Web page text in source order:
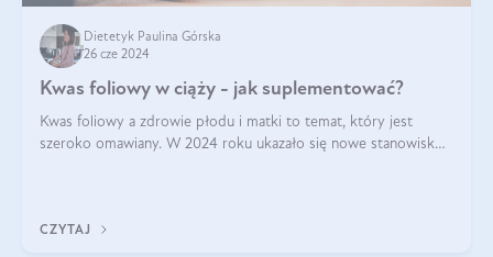
Dietetyk Paulina Górska
26 cze 2024
Kwas foliowy w ciąży - jak suplementować?
Kwas foliowy a zdrowie płodu i matki to temat, który jest
szeroko omawiany. W 2024 roku ukazało się nowe stanowisko
CZYTAJ